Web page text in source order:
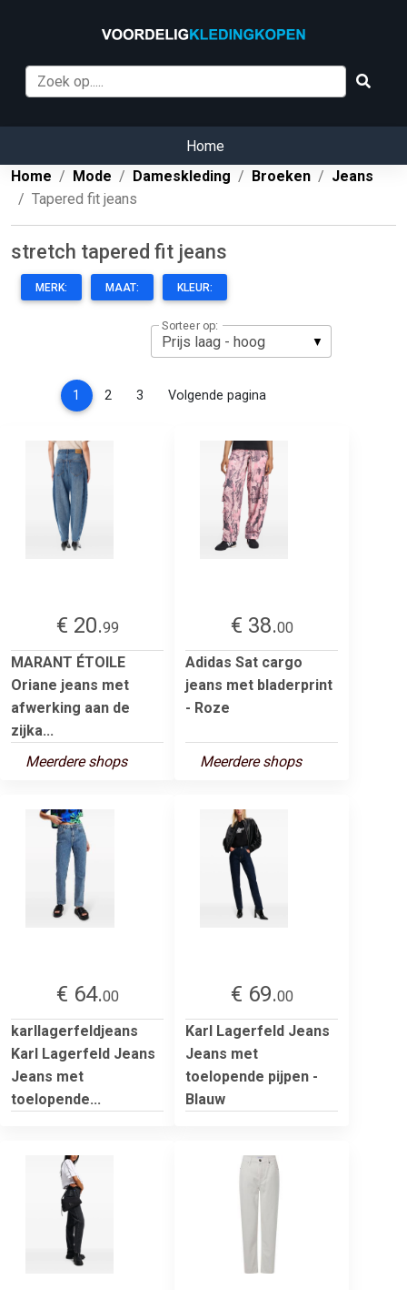
Home
Home
Mode Dameskleding Broeken
Jeans
Tapered fit jeans
stretch tapered fit jeans
MERK: MAAT: KLEUR:
Sorteer op:
1 (current)
2 3 Volgende pagina
€ 20.99
MARANT ÉTOILE
Oriane jeans met
afwerking aan de
zijka...
Meerdere shops
€ 38.00
Adidas Sat cargo
jeans met bladerprint
- Roze
Meerdere shops
€ 64.00
karllagerfeldjeans
Karl Lagerfeld Jeans
Jeans met
toelopende...
€ 69.00
Karl Lagerfeld Jeans
Jeans met
toelopende pijpen -
Blauw